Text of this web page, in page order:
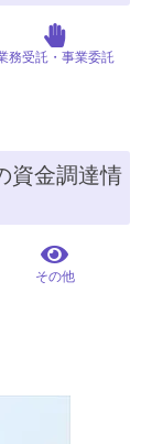
務受託・事業委託
資金調達情
その他